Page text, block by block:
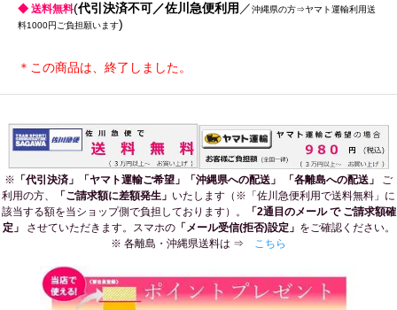
◆ 送料無料(代引決済不可／佐川急便利用 ／沖縄県の方⇒ヤマト運輸利用送
料1000円ご負担願います)
＊この商品は、終了しました。
※ 「代引決済」「ヤマト運輸ご希望」「沖縄県への配送」 「各離島への配送」
ご
利用の方、
「ご請求額に差額発生」 いたします（※「佐川急便利用で送料無料」に
該当する額を当ショップ側で負担しております）。
「2通目のメール で ご請求額確
定」
させていただきます。スマホの「メール受信(拒否)設定」 をご確認ください。
※ 各離島・沖縄県送料は ⇒ こちら